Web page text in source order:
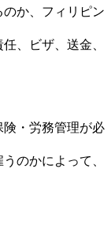
か、フィリピン
、ビザ、送金、
険・労務管理が必
のかによって、